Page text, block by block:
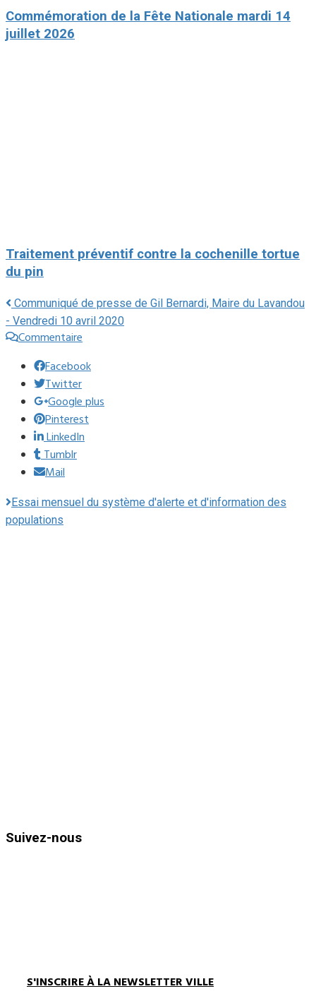
Commémoration de la Fête Nationale mardi 14
juillet 2026
Traitement préventif contre la cochenille tortue
du pin
Communiqué de presse de Gil Bernardi, Maire du Lavandou
- Vendredi 10 avril 2020
Commentaire
Facebook
Twitter
Google plus
Pinterest
LinkedIn
Tumblr
Mail
Essai mensuel du système d'alerte et d'information des
populations
Suivez-nous
S'INSCRIRE À LA NEWSLETTER VILLE